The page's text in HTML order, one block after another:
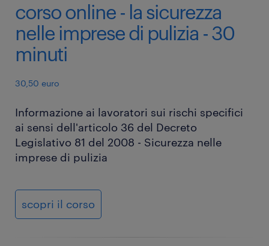
corso online - la sicurezza
nelle imprese di pulizia - 30
minuti
30,50 euro
Informazione ai lavoratori sui rischi specifici
ai sensi dell'articolo 36 del Decreto
Legislativo 81 del 2008 - Sicurezza nelle
imprese di pulizia
scopri il corso